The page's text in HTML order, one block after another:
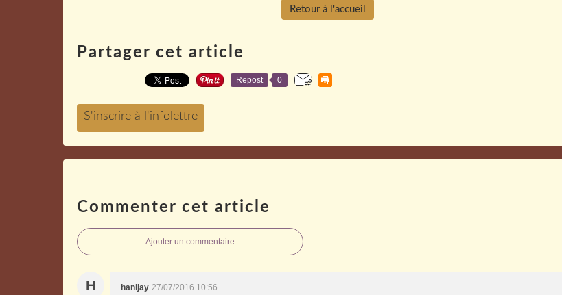
Retour à l'accueil
Partager cet article
Repost 0
Commenter cet article
Ajouter un commentaire
H hanijay 27/07/2016 10:56